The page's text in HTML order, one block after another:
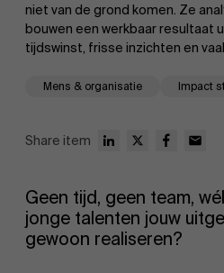
Mens & organisatie Impact
niet van de grond komen. Ze
bouwen een werkbaar resultaat
tijdswinst, frisse inzichten en
Share item
Geen tijd, geen team,
jonge talenten jouw
gewoon realiseren?